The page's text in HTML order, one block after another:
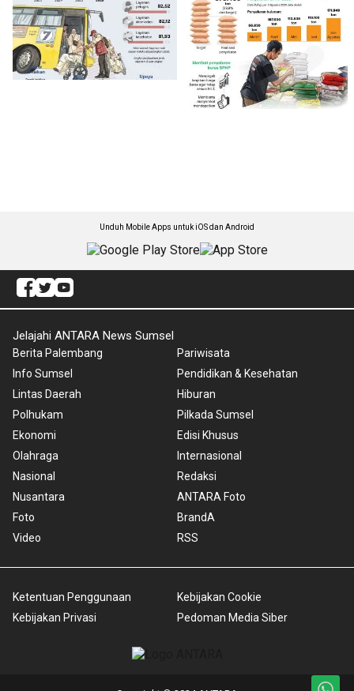
Unduh Mobile Apps untuk iOS dan Android
Jelajahi ANTARA News Sumsel
Berita Palembang
Info Sumsel
Lintas Daerah
Polhukam
Ekonomi
Olahraga
Nasional
Nusantara
Foto
Video
Pariwisata
Pendidikan & Kesehatan
Hiburan
Pilkada Sumsel
Edisi Khusus
Internasional
Redaksi
ANTARA Foto
BrandA
RSS
Ketentuan Penggunaan
Kebijakan Privasi
Kebijakan Cookie
Pedoman Media Siber